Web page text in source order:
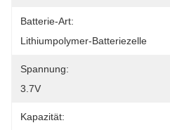
Batterie-Art:
Lithiumpolymer-Batteriezelle
Spannung:
3.7V
Kapazität: